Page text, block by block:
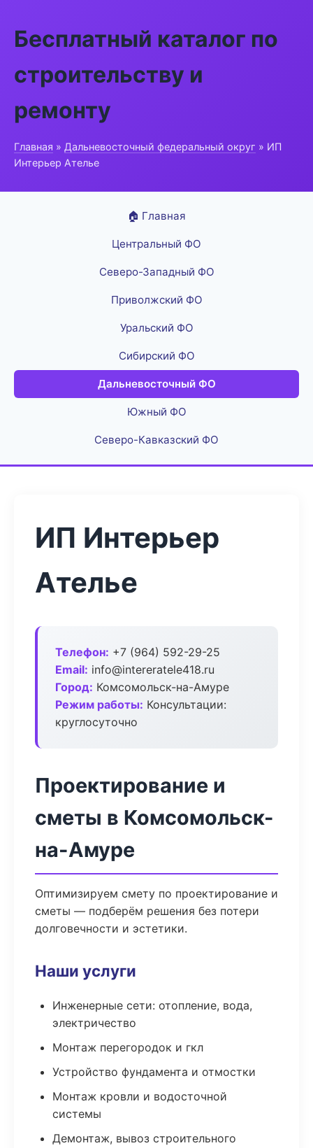
Бесплатный каталог по
строительству и
ремонту
Главная » Дальневосточный федеральный округ » ИП
Интерьер Ателье
🏠 Главная
Центральный ФО
Северо-Западный ФО
Приволжский ФО
Уральский ФО
Сибирский ФО
Дальневосточный ФО
Южный ФО
Северо-Кавказский ФО
ИП Интерьер
Ателье
Телефон: +7 (964) 592-29-25
Email: info@intereratele418.ru
Город: Комсомольск-на-Амуре
Режим работы: Консультации:
круглосуточно
Проектирование и
сметы в Комсомольск-
на-Амуре
Оптимизируем смету по проектирование и
сметы — подберём решения без потери
долговечности и эстетики.
Наши услуги
Инженерные сети: отопление, вода,
электричество
Монтаж перегородок и гкл
Устройство фундамента и отмостки
Монтаж кровли и водосточной
системы
Демонтаж, вывоз строительного